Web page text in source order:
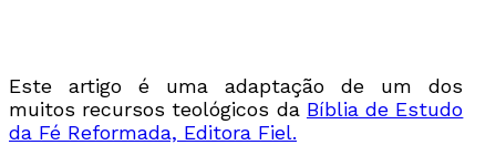
Este artigo é uma adaptação de um dos
muitos recursos teológicos da Bíblia de Estudo
da Fé Reformada, Editora Fiel.